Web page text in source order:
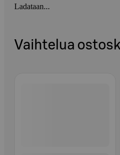
Ladataan...
Vaihtelua